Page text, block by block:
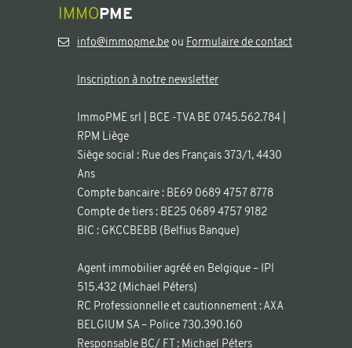
IMMOPME
info@immopme.beou Formulaire de contact
Inscription à notre newsletter
ImmoPME srl | BCE -TVA BE 0745.562.784 |
RPM Liège
Siège social : Rue des Français 373/1, 4430
Ans
Compte bancaire : BE69 0689 4757 8778
Compte de tiers : BE25 0689 4757 9182
BIC : GKCCBEBB (Belfius Banque)
Agent immobilier agréé en Belgique – IPI
515.432 (Michael Péters)
RC Professionnelle et cautionnement : AXA
BELGIUM SA – Police 730.390.160
Responsable BC/ FT: Michael Péters